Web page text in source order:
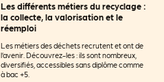
Les différents métiers du recyclage :
la collecte, la valorisation et le
réemploi
Les métiers des déchets recrutent et ont de
l’avenir. Découvrez-les : ils sont nombreux,
diversifiés, accessibles sans diplôme comme
à bac +5.